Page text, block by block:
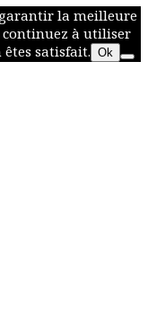
la meilleure
continuez à utiliser
êtes satisfait. Ok